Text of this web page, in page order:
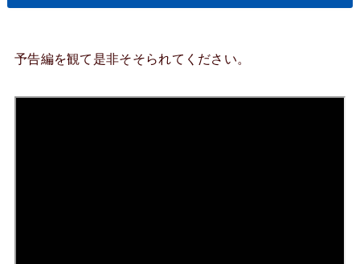
予告編を観て是非そそられてください。